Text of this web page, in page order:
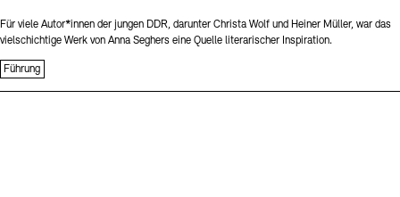
Für viele Autor*innen der jungen DDR, darunter Christa Wolf und Heiner Müller, war das
vielschichtige Werk von Anna Seghers eine Quelle literarischer Inspiration.
Führung